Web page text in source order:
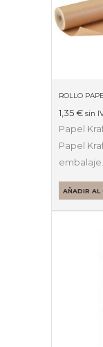
ROLLO
1,35 € sin
Papel
Papel
AÑADIR AL